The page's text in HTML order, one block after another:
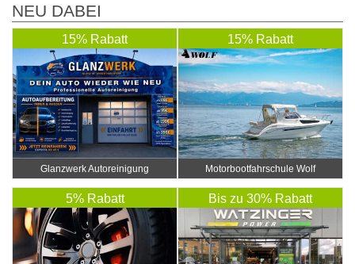
NEU DABEI
15% Rabatt
Glanzwerk Autoreinigung
15% Rabatt
Motorbootfahrschule Wolf
5% Rabatt Bis zu 30% Rabatt